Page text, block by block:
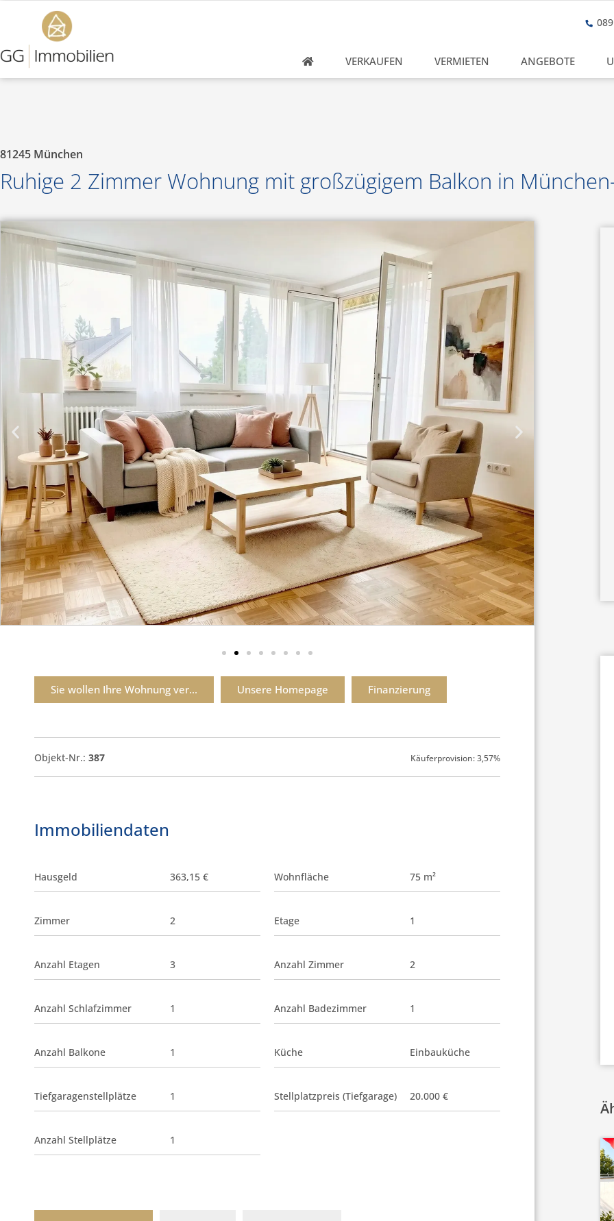
VERKAUFEN VERMIETEN ANGEBOTE
81245 München
Ruhige 2 Zimmer Wohnung mit großzügigem Balkon in
Sie wollen Ihre Wohnung ver... Unsere Homepage Finanzierung
Objekt-Nr.: 387 Käuferprovision: 3,57%
Immobiliendaten
Hausgeld 363,15 € Wohnfläche 75 m²
Zimmer 2 Etage 1
Anzahl Etagen 3 Anzahl Zimmer 2
Anzahl Schlafzimmer 1 Anzahl Badezimmer 1
Anzahl Balkone 1 Küche Einbauküche
Tiefgaragenstellplätze 1 Stellplatzpreis (Tiefgarage) 20.000 €
Anzahl Stellplätze 1